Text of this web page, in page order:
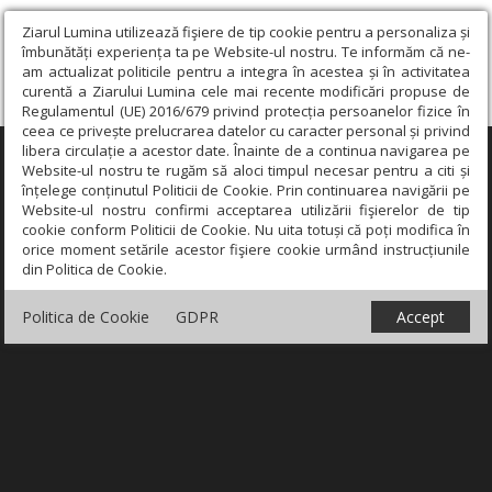
Ziarul Lumina utilizează fişiere de tip cookie pentru a personaliza și
îmbunătăți experiența ta pe Website-ul nostru. Te informăm că ne-
am actualizat politicile pentru a integra în acestea și în activitatea
curentă a Ziarului Lumina cele mai recente modificări propuse de
Regulamentul (UE) 2016/679 privind protecția persoanelor fizice în
ceea ce privește prelucrarea datelor cu caracter personal și privind
libera circulație a acestor date. Înainte de a continua navigarea pe
Website-ul nostru te rugăm să aloci timpul necesar pentru a citi și
înțelege conținutul Politicii de Cookie. Prin continuarea navigării pe
Website-ul nostru confirmi acceptarea utilizării fişierelor de tip
cookie conform Politicii de Cookie. Nu uita totuși că poți modifica în
orice moment setările acestor fişiere cookie urmând instrucțiunile
din Politica de Cookie.
Politica de Cookie GDPR Accept
×